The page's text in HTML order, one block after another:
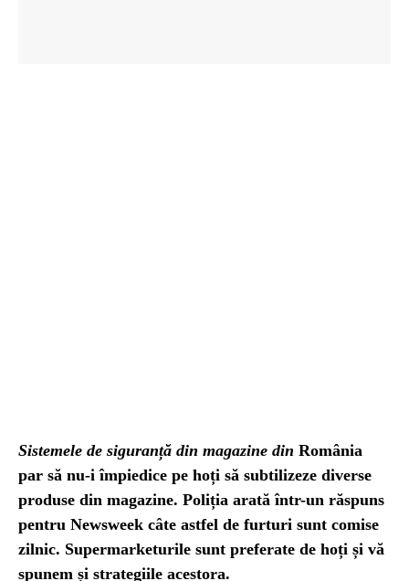
Sistemele de siguranță din magazine din România
par să nu-i împiedice pe hoți să subtilizeze diverse
produse din magazine. Poliția arată într-un răspuns
pentru Newsweek câte astfel de furturi sunt comise
zilnic. Supermarketurile sunt preferate de hoți și vă
spunem și strategiile acestora.